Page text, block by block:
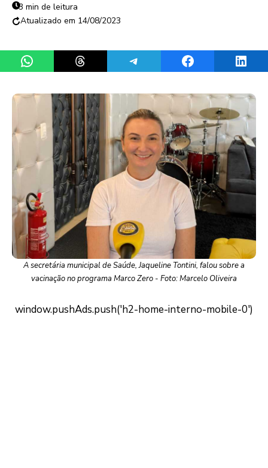
3 min de leitura
14/08/2023
Share on WhatsAppShare on ThreadsShare on TelegramShare on Facebook
A secretária municipal de Saúde, Jaqueline Tontini, falou sobre a
vacinação no programa Marco Zero - Foto: Marcelo Oliveira